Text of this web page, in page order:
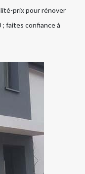
prix pour rénover
faites confiance à